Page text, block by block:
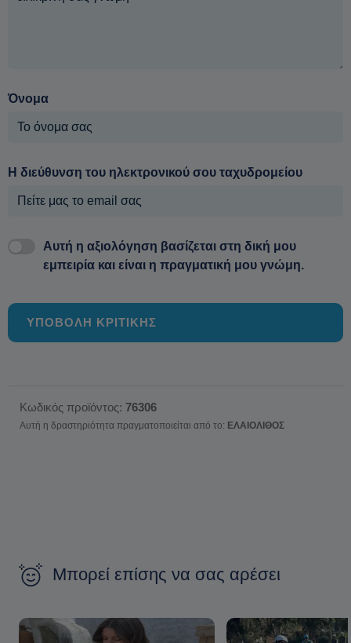
Όνομα
Η διεύθυνση του ηλεκτρονικού σου ταχυδρομείου
Αυτή η αξιολόγηση βασίζεται στη δική μου
εμπειρία και είναι η πραγματική μου γνώμη.
ΥΠΟΒΟΛΗ ΚΡΙΤΙΚΗΣ
Κωδικός προϊόντος: 76306
Αυτή η δραστηριότητα πραγματοποιείται από το: ΕΛΑΙΟΛΙΘΟΣ
Μπορεί επίσης να σας αρέσει